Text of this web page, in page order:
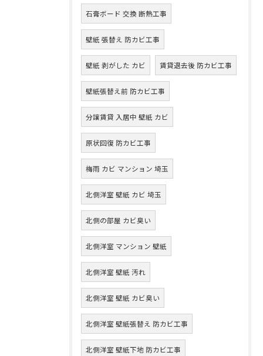
石膏ボード 交換 断熱工事
壁紙 張替え 防カビ工事
壁紙 剥がした カビ 賃貸退去後 防カビ工事
壁紙張替え前 防カビ工事
分譲賃貸 入居中 壁紙 カビ
原状回復 防カビ工事
梅雨 カビ マンション 埼玉
北側洋室 壁紙 カビ 埼玉
北側の部屋 カビ臭い
北側洋室 マンション 壁紙
北側洋室 壁紙 汚れ
北側洋室 壁紙 カビ臭い
北側洋室 壁紙張替え 防カビ工事
北側洋室 壁紙下地 防カビ工事